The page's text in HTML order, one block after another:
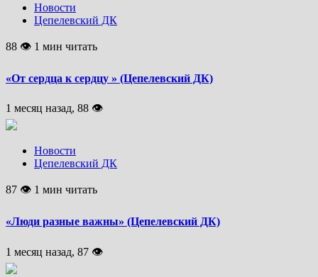
Новости
Цепелевский ДК
88 👁 1 мин читать
«От сердца к сердцу » (Цепелевский ДК)
1 месяц назад, 88 👁
Новости
Цепелевский ДК
87 👁 1 мин читать
«Люди разные важны» (Цепелевский ДК)
1 месяц назад, 87 👁